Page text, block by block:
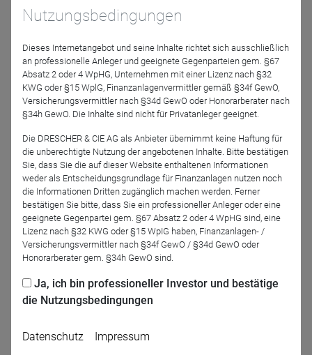
wird durch die Veranstaltung führen und mit einem kurzen
Impulsvortrag eröffnen. Anschließend zeigen die
Fondsmanager und Experten der vier Vermögensverwalter
auf, dass Multi Asset Lösungen mehr denn je sinnvolle
Bausteine für jedes Kundenportfolio sind. Eine sich
anschließende Diskussionsrunde bietet Zeit und Raum für
einen abschließenden Austausch.
Jetzt für das Partner-Webinar anmelden
Nutzungsbedingungen
Dieses Internetangebot und seine Inhalte richtet sich ausschließlich
an professionelle Anleger und geeignete Gegenparteien gem. §67
Absatz 2 oder 4 WpHG, Unternehmen mit einer Lizenz nach §32
KWG oder §15 WplG, Finanzanlagenvermittler gemäß §34f GewO,
Versicherungsvermittler nach §34d GewO oder Honorarberater nach
§34h GewO. Die Inhalte sind nicht für Privatanleger geeignet.
Die DRESCHER & CIE AG als Anbieter übernimmt keine Haftung für
die unberechtigte Nutzung der angebotenen Inhalte. Bitte bestätigen
Sie, dass Sie die auf dieser Website enthaltenen Informationen
weder als Entscheidungsgrundlage für Finanzanlagen nutzen noch
die Informationen Dritten zugänglich machen werden. Ferner
bestätigen Sie bitte, dass Sie ein professioneller Anleger oder eine
geeignete Gegenpartei gem. §67 Absatz 2 oder 4 WpHG sind, eine
Lizenz nach §32 KWG oder §15 WpIG haben, Finanzanlagen- /
Versicherungsvermittler nach §34f GewO / §34d GewO oder
Honorarberater gem. §34h GewO sind.
Ja, ich bin professioneller Investor und bestätige
die Nutzungsbedingungen
Datenschutz Impressum